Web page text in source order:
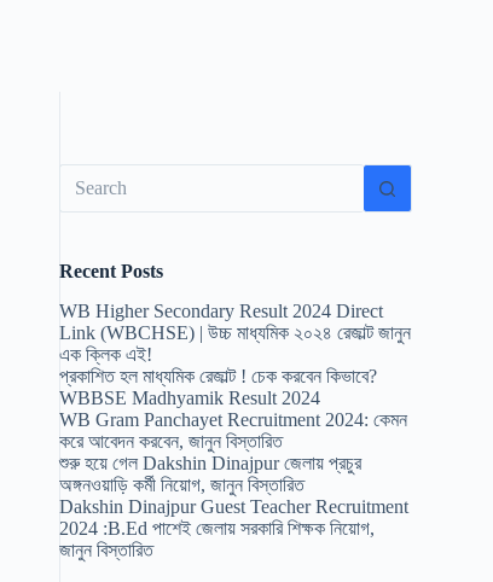
results
Recent Posts
WB Higher Secondary Result 2024 Direct
Link (WBCHSE) | উচ্চ মাধ্যমিক ২০২৪ রেজাল্ট জানুন
এক ক্লিক এই!
প্রকাশিত হল মাধ্যমিক রেজাল্ট ! চেক করবেন কিভাবে?
WBBSE Madhyamik Result 2024
WB Gram Panchayet Recruitment 2024: কেমন
করে আবেদন করবেন, জানুন বিস্তারিত
শুরু হয়ে গেল Dakshin Dinajpur জেলায় প্রচুর
অঙ্গনওয়াড়ি কর্মী নিয়োগ, জানুন বিস্তারিত
Dakshin Dinajpur Guest Teacher Recruitment
2024 :B.Ed পাশেই জেলায় সরকারি শিক্ষক নিয়োগ,
জানুন বিস্তারিত